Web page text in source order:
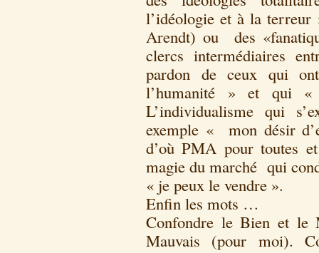
l’idéologie et à la
Arendt) ou des
clercs intermédiaires
pardon de ceux qui
l’humanité » et qui
L’individualisme qui
exemple « mon désir
d’où PMA pour toutes
magie du marché qui
« je peux le vendre ».
Enfin les mots …
Confondre le Bien et le
Mauvais (pour moi).